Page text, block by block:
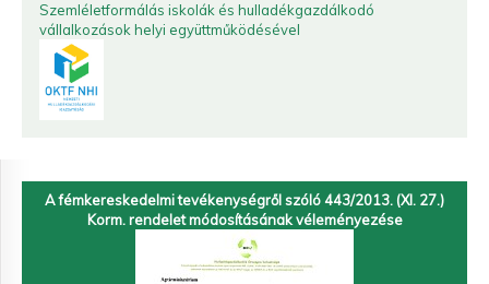
Szemléletformálás iskolák és hulladékgazdálkodó
vállalkozások helyi együttműködésével
A fémkereskedelmi tevékenységről szóló 443/2013. (XI. 27.)
Korm. rendelet módosításának véleményezése